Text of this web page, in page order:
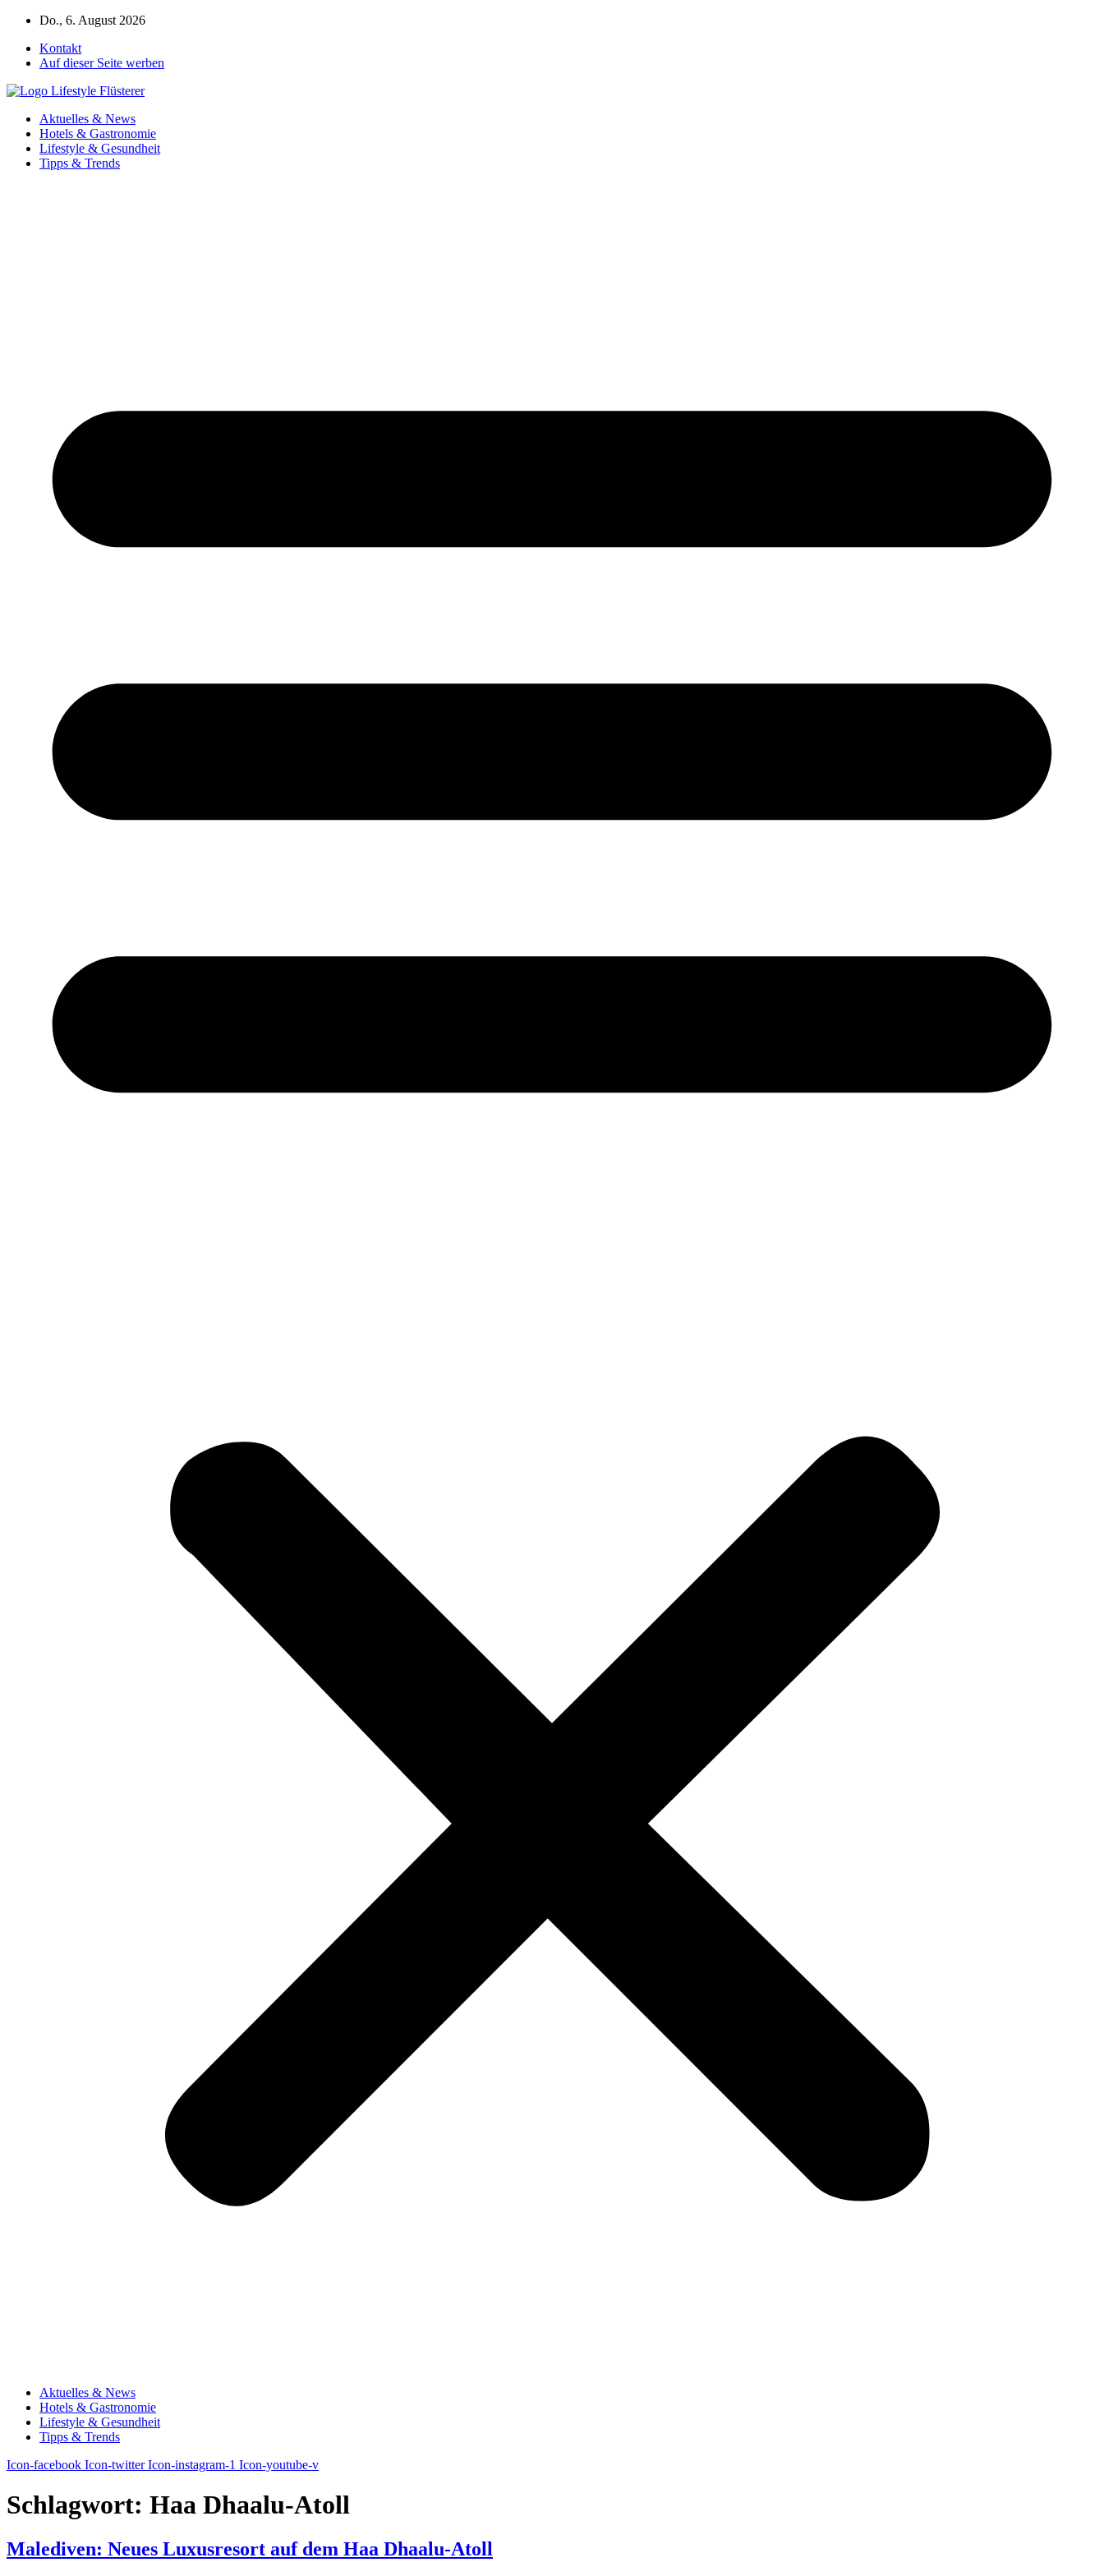
Zum
springen
Do., 6. August 2026
Kontakt
Auf dieser Seite werben
Aktuelles & News
Hotels & Gastronomie
Lifestyle & Gesundheit
Tipps & Trends
Aktuelles & News
Hotels & Gastronomie
Lifestyle & Gesundheit
Tipps & Trends
Icon-facebook Icon-twitter Icon-instagram-1 Icon-youtube-v
Schlagwort: Haa Dhaalu-Atoll
Malediven: Neues Luxusresort auf dem Haa Dhaalu-Atoll